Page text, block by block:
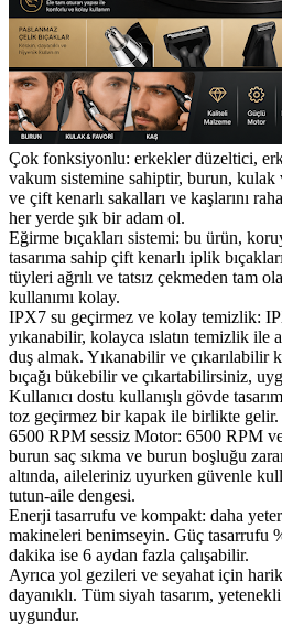
Çok fonksiyonlu: erkekler düzeltici,
vakum sistemine sahiptir, burun, kulak
ve çift kenarlı sakalları ve kaşlarını
her yerde şık bir adam ol.
Eğirme bıçakları sistemi: bu ürün,
tasarıma sahip çift kenarlı iplik
tüyleri ağrılı ve tatsız çekmeden tam
kullanımı kolay.
IPX7 su geçirmez ve kolay temizlik:
yıkanabilir, kolayca ıslatın temizlik ile
duş almak. Yıkanabilir ve çıkarılabilir
bıçağı bükebilir ve çıkartabilirsiniz,
Kullanıcı dostu kullanışlı gövde
toz geçirmez bir kapak ile birlikte gelir.
6500 RPM sessiz Motor: 6500 RPM
burun saç sıkma ve burun boşluğu
altında, aileleriniz uyurken güvenle
tutun-aile dengesi.
Enerji tasarrufu ve kompakt: daha
makineleri benimseyin. Güç tasarrufu
dakika ise 6 aydan fazla çalışabilir.
Ayrıca yol gezileri ve seyahat için
dayanıklı. Tüm siyah tasarım,
uygundur.